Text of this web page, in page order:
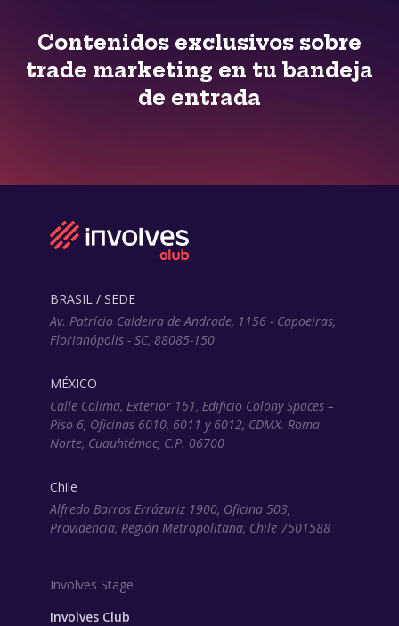
Contenidos exclusivos sobre
trade marketing en tu bandeja
de entrada
BRASIL / SEDE
Av. Patrício Caldeira de Andrade, 1156 - Capoeiras,
Florianópolis - SC, 88085-150
MÉXICO
Calle Colima, Exterior 161, Edificio Colony Spaces –
Piso 6, Oficinas 6010, 6011 y 6012, CDMX. Roma
Norte, Cuauhtémoc, C.P. 06700
Chile
Alfredo Barros Errázuriz 1900, Oficina 503,
Providencia, Región Metropolitana, Chile 7501588
Involves Stage
Involves Club